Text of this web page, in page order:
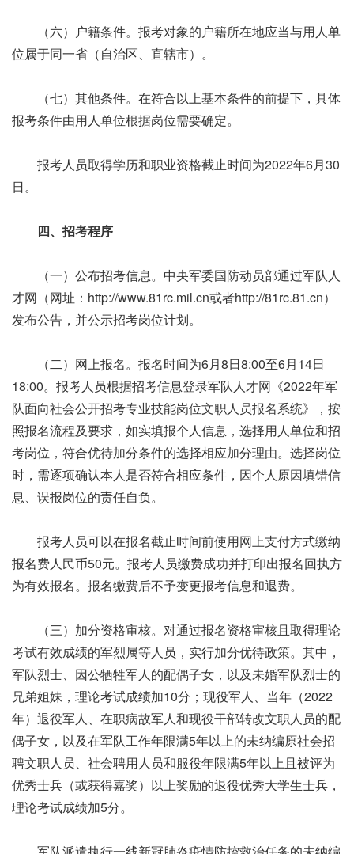
（六）户籍条件。报考对象的户籍所在地应当与用人单
位属于同一省（自治区、直辖市）。
（七）其他条件。在符合以上基本条件的前提下，具体
报考条件由用人单位根据岗位需要确定。
报考人员取得学历和职业资格截止时间为2022年6月30
日。
四、招考程序
（一）公布招考信息。中央军委国防动员部通过军队人
才网（网址：http://www.81rc.mil.cn或者http://81rc.81.cn）
发布公告，并公示招考岗位计划。
（二）网上报名。报名时间为6月8日8:00至6月14日
18:00。报考人员根据招考信息登录军队人才网《2022年军
队面向社会公开招考专业技能岗位文职人员报名系统》，按
照报名流程及要求，如实填报个人信息，选择用人单位和招
考岗位，符合优待加分条件的选择相应加分理由。选择岗位
时，需逐项确认本人是否符合相应条件，因个人原因填错信
息、误报岗位的责任自负。
报考人员可以在报名截止时间前使用网上支付方式缴纳
报名费人民币50元。报考人员缴费成功并打印出报名回执方
为有效报名。报名缴费后不予变更报考信息和退费。
（三）加分资格审核。对通过报名资格审核且取得理论
考试有效成绩的军烈属等人员，实行加分优待政策。其中，
军队烈士、因公牺牲军人的配偶子女，以及未婚军队烈士的
兄弟姐妹，理论考试成绩加10分；现役军人、当年（2022
年）退役军人、在职病故军人和现役干部转改文职人员的配
偶子女，以及在军队工作年限满5年以上的未纳编原社会招
聘文职人员、社会聘用人员和服役年限满5年以上且被评为
优秀士兵（或获得嘉奖）以上奖励的退役优秀大学生士兵，
理论考试成绩加5分。